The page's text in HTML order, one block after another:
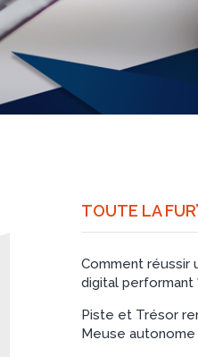
TOUTE LA
Comment réussir
digital performant
Piste et Trésor
Meuse autonome